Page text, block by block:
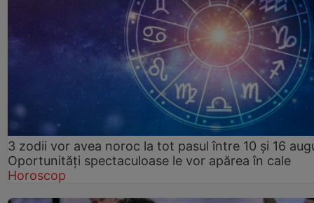
3 zodii vor avea noroc la tot pasul între 10 și 16
Oportunități spectaculoase le vor apărea în cale
Horoscop